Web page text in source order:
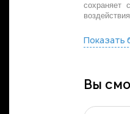
сохраняет
Показать
Вы